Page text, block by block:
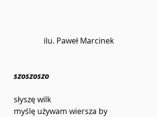
ilu. Paweł Marcinek
szoszoszo
słyszę wilk
myślę używam wiersza by